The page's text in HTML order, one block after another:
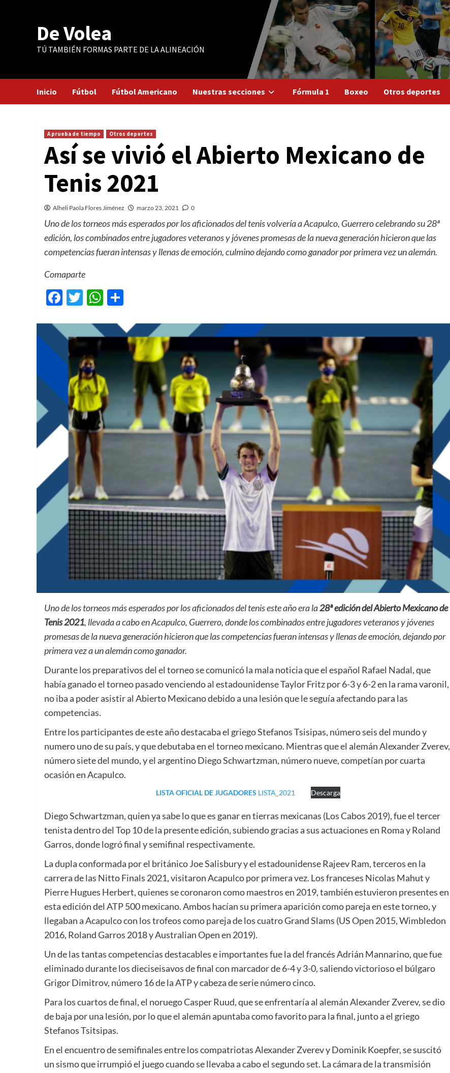
De Volea
TÚ TAMBIÉN FORMAS PARTE DE LA ALINEACIÓN
Inicio Fútbol Fútbol Americano Nuestras secciones Fórmula 1 Boxeo Otros deportes
A prueba de tiempo Otros deportes
Así se vivió el Abierto Mexicano de
Tenis 2021
Alheli Paola Flores Jiménez marzo 23, 2021 0
Uno de los torneos más esperados por los aficionados del tenis volvería a Acapulco, Guerrero celebrando su 28ª
edición, los combinados entre jugadores veteranos y jóvenes promesas de la nueva generación hicieron que las
competencias fueran intensas y llenas de emoción, culmino dejando como ganador por primera vez un alemán.
Comaparte
Facebook
TwitterWhatsApp
Uno de los torneos más esperados por los aficionados del tenis este año era la28ª edición del Abierto Mexicano de
Tenis 2021, llevada a cabo en Acapulco, Guerrero, donde los combinados entre jugadores veteranos y jóvenes
promesas de la nueva generación hicieron que las competencias fueran intensas y llenas de emoción, dejando por
primera vez a un alemán como ganador.
Durante los preparativos del el torneo se comunicó la mala noticia que el español Rafael Nadal, que
había ganado el torneo pasado venciendo al estadounidense Taylor Fritz por 6-3 y 6-2 en la rama varonil,
no iba a poder asistir al Abierto Mexicano debido a una lesión que le seguía afectando para las
competencias.
Entre los participantes de este año destacaba el griego Stefanos Tsisipas, número seis del mundo y
numero uno de su país, y que debutaba en el torneo mexicano. Mientras que el alemán Alexander Zverev,
número siete del mundo, y el argentino Diego Schwartzman, número nueve, competían por cuarta
ocasión en Acapulco.
LISTA OFICIAL DE JUGADORES LISTA_2021 Descarga
Diego Schwartzman, quien ya sabe lo que es ganar en tierras mexicanas (Los Cabos 2019), fue el tercer
tenista dentro del Top 10 de la presente edición, subiendo gracias a sus actuaciones en Roma y Roland
Garros, donde logró final y semifinal respectivamente.
La dupla conformada por el británico Joe Salisbury y el estadounidense Rajeev Ram, terceros en la
carrera de las Nitto Finals 2021, visitaron Acapulco por primera vez. Los franceses Nicolas Mahut y
Pierre Hugues Herbert, quienes se coronaron como maestros en 2019, también estuvieron presentes en
esta edición del ATP 500 mexicano. Ambos hacían su primera aparición como pareja en este torneo, y
llegaban a Acapulco con los trofeos como pareja de los cuatro Grand Slams (US Open 2015, Wimbledon
2016, Roland Garros 2018 y Australian Open en 2019).
Un de las tantas competencias destacables e importantes fue la del francés Adrián Mannarino, que fue
eliminado durante los dieciseisavos de final con marcador de 6-4 y 3-0, saliendo victorioso el búlgaro
Grigor Dimitrov, número 16 de la ATP y cabeza de serie número cinco.
Para los cuartos de final, el noruego Casper Ruud, que se enfrentaría al alemán Alexander Zverev, se dio
de baja por una lesión, por lo que el alemán apuntaba como favorito para la final, junto a el griego
Stefanos Tsitsipas.
En el encuentro de semifinales entre los compatriotas Alexander Zverev y Dominik Koepfer, se suscitó
un sismo que irrumpió el juego cuando se llevaba a cabo el segundo set. La cámara de la transmisión